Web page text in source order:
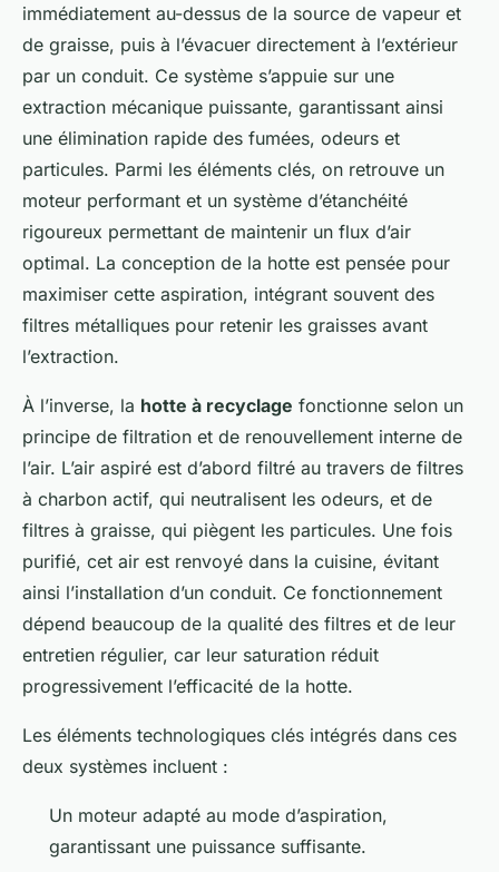
immédiatement au-dessus de la source de vapeur et
de graisse, puis à l’évacuer directement à l’extérieur
par un conduit. Ce système s’appuie sur une
extraction mécanique puissante, garantissant ainsi
une élimination rapide des fumées, odeurs et
particules. Parmi les éléments clés, on retrouve un
moteur performant et un système d’étanchéité
rigoureux permettant de maintenir un flux d’air
optimal. La conception de la hotte est pensée pour
maximiser cette aspiration, intégrant souvent des
filtres métalliques pour retenir les graisses avant
l’extraction.
À l’inverse, la hotte à recyclage fonctionne selon un
principe de filtration et de renouvellement interne de
l’air. L’air aspiré est d’abord filtré au travers de filtres
à charbon actif, qui neutralisent les odeurs, et de
filtres à graisse, qui piègent les particules. Une fois
purifié, cet air est renvoyé dans la cuisine, évitant
ainsi l’installation d’un conduit. Ce fonctionnement
dépend beaucoup de la qualité des filtres et de leur
entretien régulier, car leur saturation réduit
progressivement l’efficacité de la hotte.
Les éléments technologiques clés intégrés dans ces
deux systèmes incluent :
Un moteur adapté au mode d’aspiration,
garantissant une puissance suffisante.